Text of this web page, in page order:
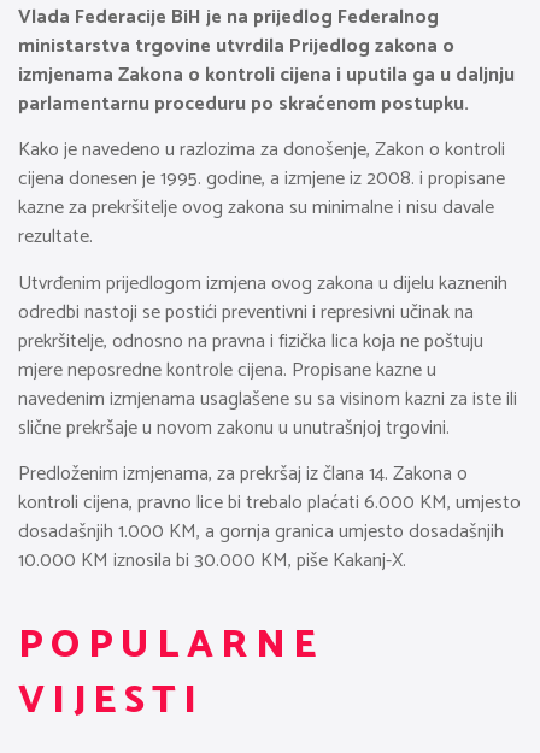
Vlada Federacije BiH je na prijedlog Federalnog
ministarstva trgovine utvrdila Prijedlog zakona o
izmjenama Zakona o kontroli cijena i uputila ga u daljnju
parlamentarnu proceduru po skraćenom postupku.
Kako je navedeno u razlozima za donošenje, Zakon o kontroli
cijena donesen je 1995. godine, a izmjene iz 2008. i propisane
kazne za prekršitelje ovog zakona su minimalne i nisu davale
rezultate.
Utvrđenim prijedlogom izmjena ovog zakona u dijelu kaznenih
odredbi nastoji se postići preventivni i represivni učinak na
prekršitelje, odnosno na pravna i fizička lica koja ne poštuju
mjere neposredne kontrole cijena. Propisane kazne u
navedenim izmjenama usaglašene su sa visinom kazni za iste ili
slične prekršaje u novom zakonu u unutrašnjoj trgovini.
Predloženim izmjenama, za prekršaj iz člana 14. Zakona o
kontroli cijena, pravno lice bi trebalo plaćati 6.000 KM, umjesto
dosadašnjih 1.000 KM, a gornja granica umjesto dosadašnjih
10.000 KM iznosila bi 30.000 KM, piše Kakanj-X.
POPULARNE
VIJESTI